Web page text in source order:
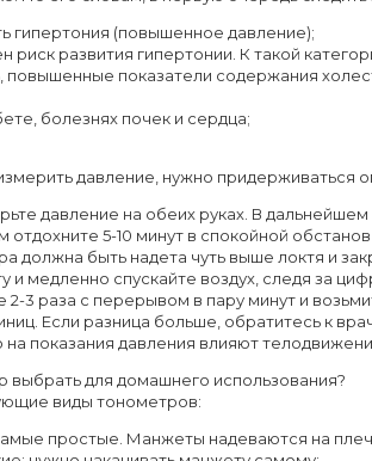
гипертония (повышенное давление);
риск развития гипертонии. К такой
повышенные показатели содержания
болезнях почек и сердца;
давление, нужно придерживаться
давление на обеих руках. В
5-10 минут в спокойной
должна быть надета чуть выше локтя и
и медленно спускайте воздух, следя за
2-3 раза с перерывом в пару минут и
Если разница больше, обратитесь к
на показания давления влияют
выбрать для домашнего использования?
виды тонометров:
простые. Манжеты надеваются на